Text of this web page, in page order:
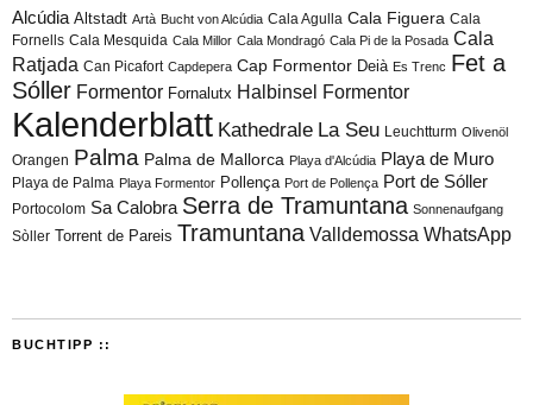
Alcúdia Altstadt Artà Bucht von Alcúdia Cala Agulla Cala Figuera Cala
Fornells Cala Mesquida Cala Millor Cala Mondragó Cala Pi de la Posada Cala
Ratjada Can Picafort Capdepera Cap Formentor Deià Es Trenc Fet a
Sóller Formentor Fornalutx Halbinsel Formentor
Kalenderblatt Kathedrale La Seu Leuchtturm Olivenöl
Orangen Palma Palma de Mallorca Playa d'Alcúdia Playa de Muro
Playa de Palma Playa Formentor Pollença Port de Pollença Port de Sóller
Portocolom Sa Calobra Serra de Tramuntana Sonnenaufgang
Sòller Torrent de Pareis Tramuntana Valldemossa WhatsApp
BUCHTIPP ::